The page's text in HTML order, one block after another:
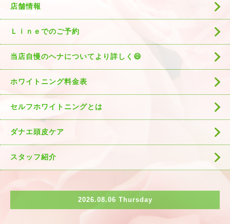
店舗情報
Ｌｉｎｅでのご予約
当店自慢のヘナについてより詳しく😄
ホワイトニング料金表
セルフホワイトニングとは
ダナエ頭皮ケア
スタッフ紹介
2026.08.06 Thursday